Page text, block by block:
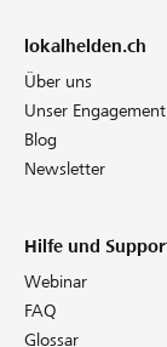
lokalhelden.ch
Über uns
Unser Engagement
Blog
Newsletter
Hilfe und
Webinar
FAQ
Glossar